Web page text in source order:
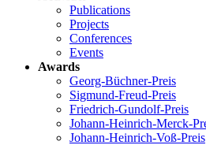
Publications
Projects
Conferences
Events
Awards
Georg-Büchner-Preis
Sigmund-Freud-Preis
Friedrich-Gundolf-Preis
Johann-Heinrich-Merck-
Johann-Heinrich-Voß-Preis